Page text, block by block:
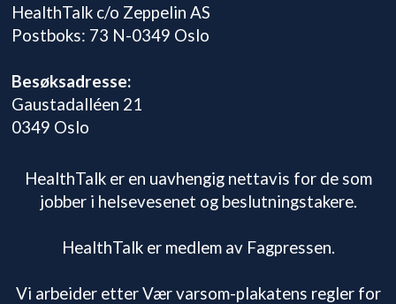
HealthTalk c/o Zeppelin AS
Postboks: 73 N-0349 Oslo
Besøksadresse:
Gaustadalléen 21
0349 Oslo
HealthTalk er en uavhengig nettavis for de som
jobber i helsevesenet og beslutningstakere.
HealthTalk er medlem av Fagpressen.
Vi arbeider etter Vær varsom-plakatens regler for